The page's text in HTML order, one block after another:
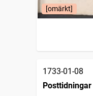
[omärkt]
1733-01-08
Posttidningar